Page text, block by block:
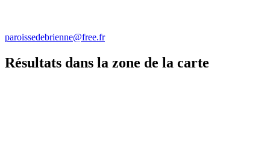
paroissedebrienne@free.fr
Résultats dans la zone de la carte